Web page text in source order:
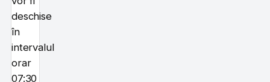
deschise
în
intervalul
orar
07:30